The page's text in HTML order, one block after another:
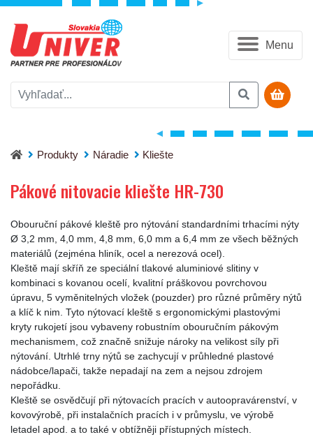
Menu
Produkty Náradie Kliešte
Pákové nitovacie kliešte HR-730
Pákové nitovacie kliešte HR-730
Obouruční pákové kleště pro nýtování standardními trhacími nýty
Ø 3,2 mm, 4,0 mm, 4,8 mm, 6,0 mm a 6,4 mm ze všech běžných
materiálů (zejména hliník, ocel a nerezová ocel).
Kleště mají skříň ze speciální tlakové aluminiové slitiny v
kombinaci s kovanou ocelí, kvalitní práškovou povrchovou
úpravu, 5 vyměnitelných vložek (pouzder) pro různé průměry nýtů
a klíč k nim. Tyto nýtovací kleště s ergonomickými plastovými
kryty rukojetí jsou vybaveny robustním obouručním pákovým
mechanismem, což značně snižuje nároky na velikost síly při
nýtování. Utrhlé trny nýtů se zachycují v průhledné plastové
nádobce/lapači, takže nepadají na zem a nejsou zdrojem
nepořádku.
Kleště se osvědčují při nýtovacích pracích v autoopravárenství, v
kovovýrobě, při instalačních pracích i v průmyslu, ve výrobě
letadel apod. a to také v obtížněji přístupných místech.